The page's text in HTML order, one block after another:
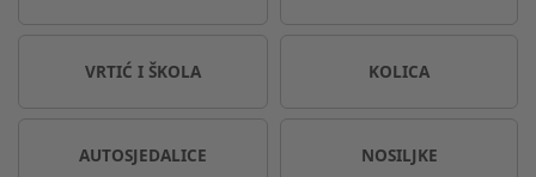
VRTIĆ I ŠKOLA KOLICA
AUTOSJEDALICE NOSILJKE